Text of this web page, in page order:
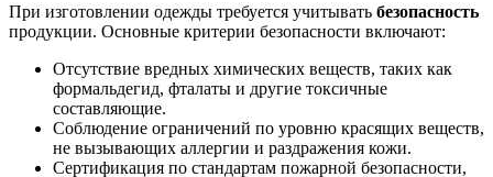
При изготовлении одежды требуется учитывать безопасность
продукции. Основные критерии безопасности включают:
Отсутствие вредных химических веществ, таких как
формальдегид, фталаты и другие токсичные
составляющие.
Соблюдение ограничений по уровню красящих веществ,
не вызывающих аллергии и раздражения кожи.
Сертификация по стандартам пожарной безопасности,